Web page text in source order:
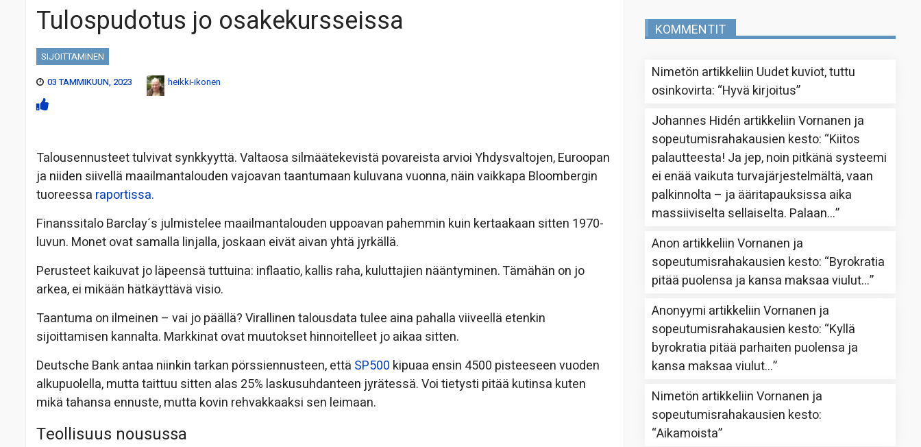
Tulospudotus jo osakekursseissa
SIJOITTAMINEN
03 TAMMIKUUN, 2023
heikki-ikonen
Talousennusteet tulvivat synkkyyttä. Valtaosa silmäätekevistä povareista arvioi Yhdysvaltojen, Euroopan
ja niiden siivellä maailmantalouden vajoavan taantumaan kuluvana vuonna, näin vaikkapa Bloombergin
tuoreessa raportissa.
Finanssitalo Barclay´s julmistelee maailmantalouden uppoavan pahemmin kuin kertaakaan sitten 1970-
luvun. Monet ovat samalla linjalla, joskaan eivät aivan yhtä jyrkällä.
Perusteet kaikuvat jo läpeensä tuttuina: inflaatio, kallis raha, kuluttajien nääntyminen. Tämähän on jo
arkea, ei mikään hätkäyttävä visio.
Taantuma on ilmeinen – vai jo päällä? Virallinen talousdata tulee aina pahalla viiveellä etenkin
sijoittamisen kannalta. Markkinat ovat muutokset hinnoitelleet jo aikaa sitten.
Deutsche Bank antaa niinkin tarkan pörssiennusteen, että SP500 kipuaa ensin 4500 pisteeseen vuoden
alkupuolella, mutta taittuu sitten alas 25% laskusuhdanteen jyrätessä. Voi tietysti pitää kutinsa kuten
mikä tahansa ennuste, mutta kovin rehvakkaaksi sen leimaan.
Teollisuus nousussa
KOMMENTIT
Nimetön artikkeliin Uudet kuviot, tuttu
osinkovirta: “Hyvä kirjoitus”
Johannes Hidén artikkeliinVornanen ja
sopeutumisrahakausien kesto: “Kiitos
palautteesta! Ja jep, noin pitkänä systeemi
ei enää vaikuta turvajärjestelmältä, vaan
palkinnolta – ja ääritapauksissa aika
massiiviselta sellaiselta. Palaan…”
Anon artikkeliinVornanen ja
sopeutumisrahakausien kesto: “Byrokratia
pitää puolensa ja kansa maksaa viulut…”
Anonyymi artikkeliinVornanen ja
sopeutumisrahakausien kesto: “Kyllä
byrokratia pitää parhaiten puolensa ja
kansa maksaa viulut…”
Nimetön artikkeliinVornanen ja
sopeutumisrahakausien kesto:
“Aikamoista”